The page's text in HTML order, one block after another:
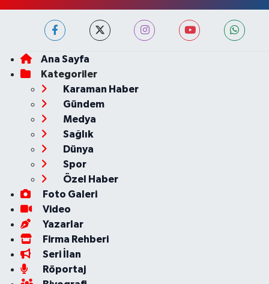
Ana Sayfa
Kategoriler
Karaman Haber
Gündem
Medya
Sağlık
Dünya
Spor
Özel Haber
Foto Galeri
Video
Yazarlar
Firma Rehberi
Seri İlan
Röportaj